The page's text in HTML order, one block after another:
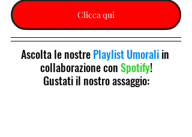
Clicca qui
Ascolta le nostre Playlist Umorali in
collaborazione con Spotify!
Gustati il nostro assaggio: